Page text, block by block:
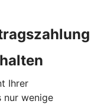
Ihrer
nur wenige